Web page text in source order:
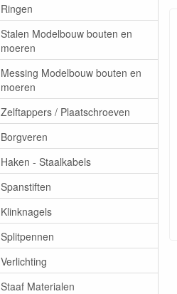
Ringen
Stalen Modelbouw bouten en
moeren
Messing Modelbouw bouten en
moeren
Zelftappers / Plaatschroeven
Borgveren
Haken - Staalkabels
Spanstiften
Klinknagels
Splitpennen
Verlichting
Staaf Materialen